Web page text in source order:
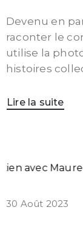
Devenu en
raconter le
utilise la
histoires
Lire la suite
30 Août 2023